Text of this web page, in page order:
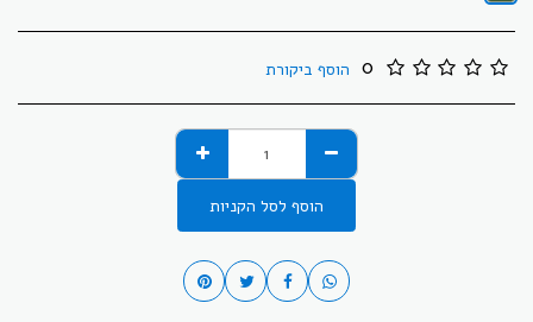
0 הוסף ביקורת
הוסף לסל הקניות